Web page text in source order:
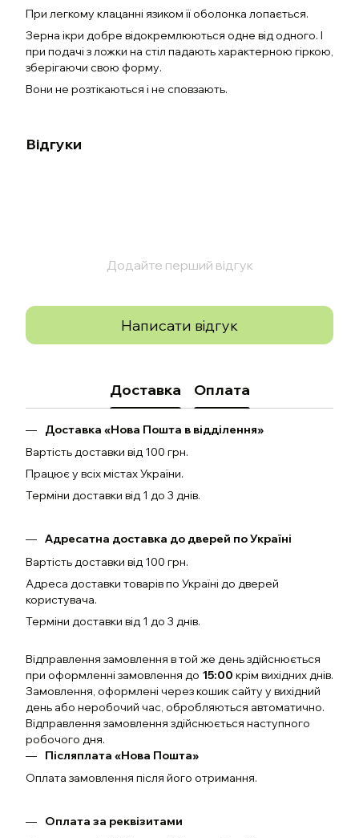
При легкому клацанні язиком її оболонка лопається.
Зерна ікри добре відокремлюються одне від одного. І
при подачі з ложки на стіл падають характерною гіркою,
зберігаючи свою форму.
Вони не розтікаються і не сповзають.
Відгуки
Додайте перший відгук
Написати відгук
Доставка Оплата
Доставка «Нова Пошта в відділення»
Вартість доставки від 100 грн.
Працює у всіх містах України.
Терміни доставки від 1 до 3 днів.
Адресатна доставка до дверей по Україні
Вартість доставки від 100 грн.
Адреса доставки товарів по Україні до дверей
користувача.
Терміни доставки від 1 до 3 днів.
Відправлення замовлення в той же день здійснюється
при оформленні замовлення до 15:00 крім вихідних днів.
Замовлення, оформлені через кошик сайту у вихідний
день або неробочий час, обробляються автоматично.
Відправлення замовлення здійснюється наступного
робочого дня.
Післяплата «Нова Пошта»
Оплата замовлення після його отримання.
Оплата за реквізитами